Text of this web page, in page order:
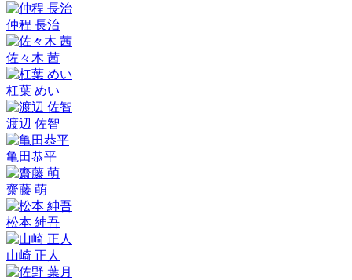
仲程 長治
佐々木 茜
杠葉 めい
渡辺 佐智
亀田恭平
齋藤 萌
松本 紳吾
山崎 正人